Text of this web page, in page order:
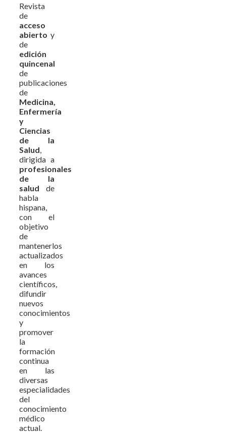
Revista
de
acceso
abierto y
de
edición
quincenal
de
publicaciones
de
Medicina,
Enfermería
y
Ciencias
de la
Salud
dirigida a
profesionales
de la
salud de
habla
hispana,
con el
objetivo
de
mantenerlos
actualizados
en los
avances
científicos,
difundir
nuevos
conocimientos
y
promover
la
formación
continua
en las
diversas
especialidades
del
conocimiento
médico
actual.